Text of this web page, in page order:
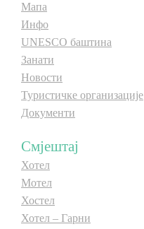
Откриј Српску
Мапа
Инфо
UNESCO баштина
Занати
Новости
Туристичке организације
Документи
Смјештај
Хотел
Мотел
Хостел
Хотел – Гарни